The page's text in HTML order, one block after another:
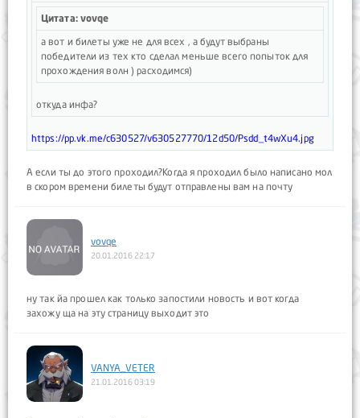
Цитата: vovqe
а вот и билеты уже не для всех , а будут выбраны
победители из тех кто сделал меньше всего попыток для
прохождения волн ) расходимся)
откуда инфа?
https://pp.vk.me/c630527/v630527770/12d50/Psdd_t4wXu4.jpg
А если ты до этого проходил?Когда я проходил было написано мол
в скором времени билеты будут отправлены вам на почту
vovqe
20.01.2016 22:17
ну так йа прошел как только запостили новость и вот когда
захожу ща на эту страницу выходит это
VANYA_VETER
21.01.2016 03:19